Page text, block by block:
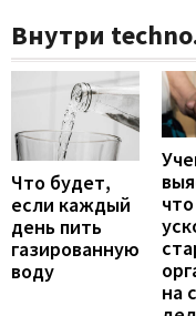
Внутри
Что будет,
если каждый
день пить
газированную
воду
что
на